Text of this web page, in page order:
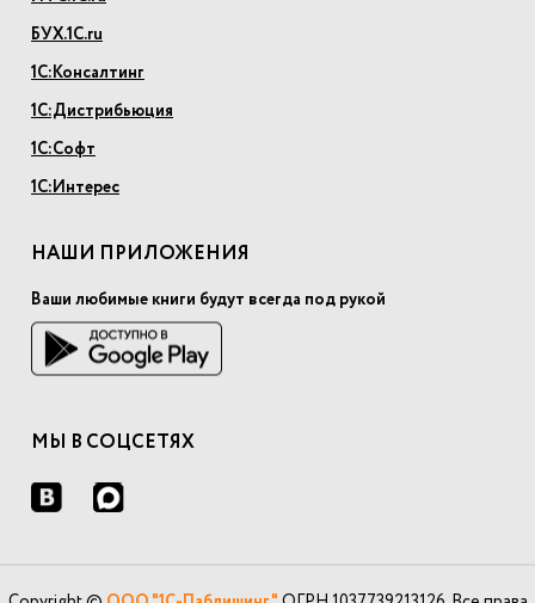
БУХ.1С.ru
1С:Консалтинг
1С:Дистрибьюция
1С:Софт
1С:Интерес
НАШИ ПРИЛОЖЕНИЯ
Ваши любимые книги будут всегда под рукой
МЫ В СОЦСЕТЯХ